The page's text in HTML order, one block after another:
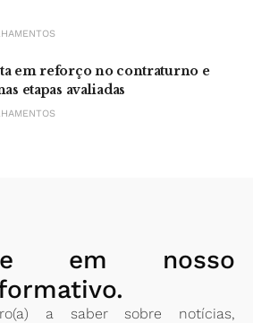
em reforço no contraturno e
etapas avaliadas
se em nosso
a saber sobre notícias,